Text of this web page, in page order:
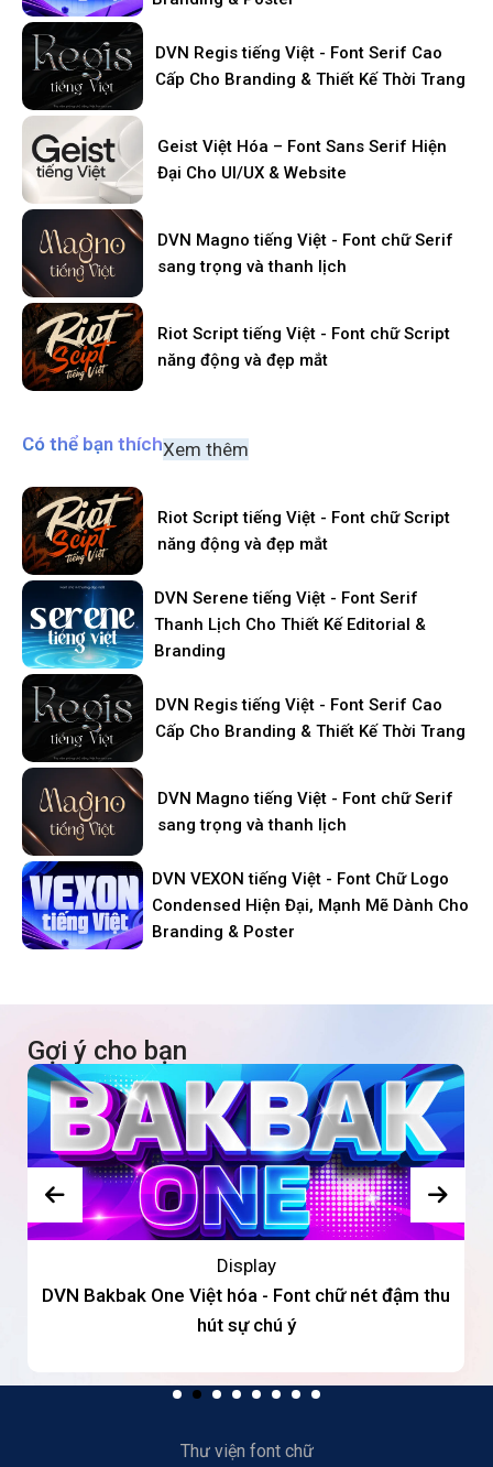
DVN Regis tiếng Việt - Font Serif Cao
Cấp Cho Branding & Thiết Kế Thời Trang
Geist Việt Hóa – Font Sans Serif Hiện
Đại Cho UI/UX & Website
DVN Magno tiếng Việt - Font chữ Serif
sang trọng và thanh lịch
Riot Script tiếng Việt - Font chữ Script
năng động và đẹp mắt
Có thể bạn thíchXem thêm
Riot Script tiếng Việt - Font chữ Script
năng động và đẹp mắt
DVN Serene tiếng Việt - Font Serif
Thanh Lịch Cho Thiết Kế Editorial &
Branding
DVN Regis tiếng Việt - Font Serif Cao
Cấp Cho Branding & Thiết Kế Thời Trang
DVN Magno tiếng Việt - Font chữ Serif
sang trọng và thanh lịch
DVN VEXON tiếng Việt - Font Chữ Logo
Condensed Hiện Đại, Mạnh Mẽ Dành Cho
Branding & Poster
Gợi ý cho bạn
Display
DVN Bakbak One Việt hóa - Font chữ nét đậm thu
hút sự chú ý
Thư viện font chữ